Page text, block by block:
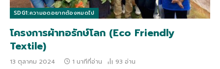
SDG1:ความอดอยากต้องหมดไป
โครงการผ้าทอรักษ์โลก (Eco Friendly
Textile)
13 ตุลาคม 2024 1 นาทีที่อ่าน 93 อ่าน